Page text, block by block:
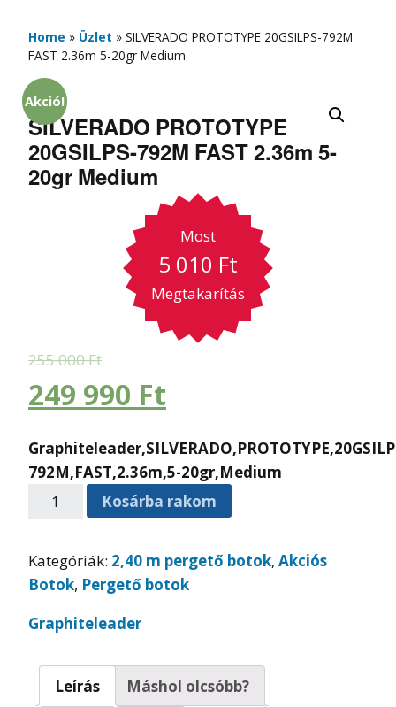
Home » Üzlet » SILVERADO PROTOTYPE 20GSILPS-792M
FAST 2.36m 5-20gr Medium
Akció!
SILVERADO PROTOTYPE
20GSILPS-792M FAST 2.36m 5-
20gr Medium
Most
5 010 Ft
Megtakarítás
255 000Ft
249 990 Ft
792M,FAST,2.36m,5-20gr,Medium
Kosárba rakom
Kategóriák: 2,40 m pergető botok, Akciós
Botok, Pergető botok
Graphiteleader
Leírás
Máshol olcsóbb?